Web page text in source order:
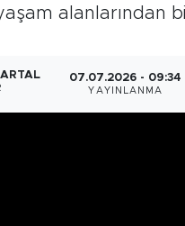
alanlarından
07.07.2026 - 09:34
YAYINLANMA